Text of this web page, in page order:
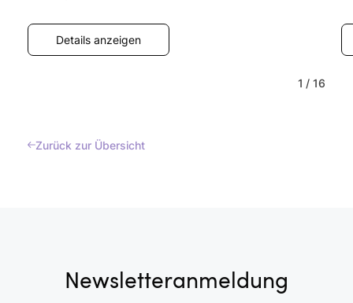
Details anzeigen
1 / 16
Zurück zur Übersicht
Newsletteranmeldung